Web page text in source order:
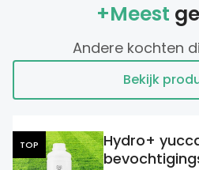
+Meest
Andere kochten
Bekijk
TOP
Hydro+